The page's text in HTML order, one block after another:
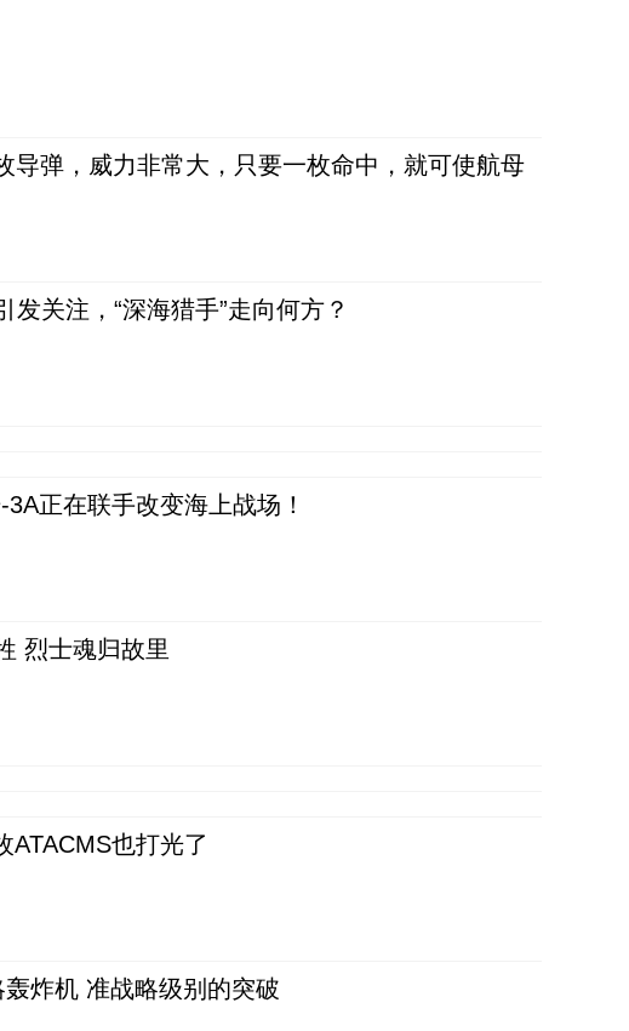
导弹，威力非常大，只要一枚命中，就可使航母
发关注，“深海猎手”走向何方？
正在联手改变海上战场！
烈士魂归故里
ATACMS也打光了
炸机 准战略级别的突破